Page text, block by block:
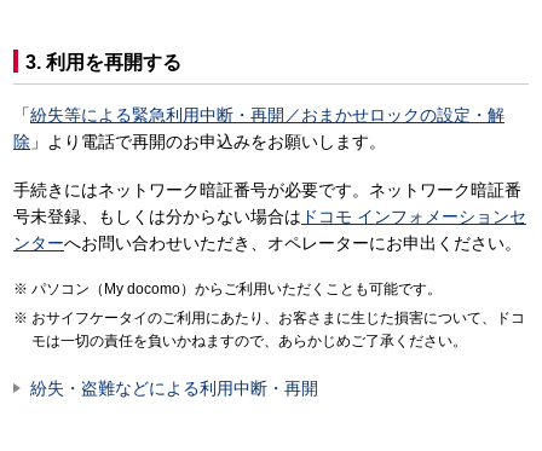
3. 利用を再開する
「紛失等による緊急利用中断・再開／おまかせロックの設定・解
除 」より電話で再開のお申込みをお願いします。
手続きにはネットワーク暗証番号が必要です。ネットワーク暗証番
号未登録、もしくは分からない場合は ドコモ インフォメーションセ
ンターへお問い合わせいただき、オペレーターにお申出ください。
パソコン（My docomo）からご利用いただくことも可能です。
おサイフケータイのご利用にあたり、お客さまに生じた損害について、ドコ
モは一切の責任を負いかねますので、あらかじめご了承ください。
紛失・盗難などによる利用中断・再開